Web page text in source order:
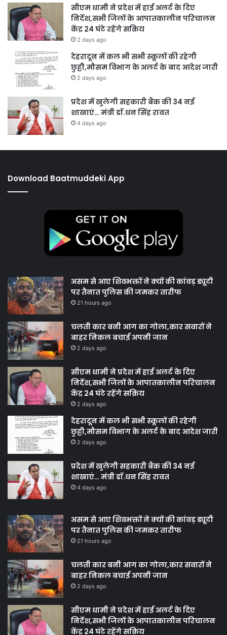
सीएम धामी ने प्रदेश में हाई अलर्ट के दिए
निर्देश,सभी जिलों के आपातकालीन परिचालन
केंद्र 24 घंटे रहेंगे सक्रिय
2 days ago
देहरादून में कल भी सभी स्कूलों की रहेगी
छुट्टी,मौसम विभाग के अलर्ट के बाद आदेश जारी
2 days ago
प्रदेश में खुलेगी सहकारी बैंक की 34 नई
शाखाएं… मंत्री डाॅ.धन सिंह रावत
4 days ago
Download Baatmuddeki App
असम से आए शिवभक्तों ने क्यों की कांवड़ ड्यूटी
पर तैनात पुलिस की जमकर तारीफ
21 hours ago
चलती कार बनी आग का गोला,कार सवारों ने
बाहर निकल बचाई अपनी जान
2 days ago
सीएम धामी ने प्रदेश में हाई अलर्ट के दिए
निर्देश,सभी जिलों के आपातकालीन परिचालन
केंद्र 24 घंटे रहेंगे सक्रिय
2 days ago
देहरादून में कल भी सभी स्कूलों की रहेगी
छुट्टी,मौसम विभाग के अलर्ट के बाद आदेश जारी
2 days ago
प्रदेश में खुलेगी सहकारी बैंक की 34 नई
शाखाएं… मंत्री डाॅ.धन सिंह रावत
4 days ago
असम से आए शिवभक्तों ने क्यों की कांवड़ ड्यूटी
पर तैनात पुलिस की जमकर तारीफ
21 hours ago
चलती कार बनी आग का गोला,कार सवारों ने
बाहर निकल बचाई अपनी जान
2 days ago
सीएम धामी ने प्रदेश में हाई अलर्ट के दिए
निर्देश,सभी जिलों के आपातकालीन परिचालन
केंद्र 24 घंटे रहेंगे सक्रिय